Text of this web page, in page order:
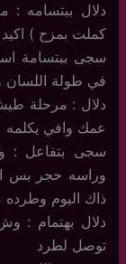
دلال ببتسامه :
كملت بمزح )
سجى ببتسامة
في طولة اللسان
دلال : مرحلة
عمك وافي يكلمه
سجى بتفاعل :
وراسه حجر بس
ذاك اليوم وطرده
دلال بهتمام :
توصل لطرد